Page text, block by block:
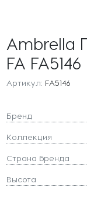
Ambrella
FA FA5146
Артикул: FA5146
Бренд
Коллекция
Страна бренда
Высота